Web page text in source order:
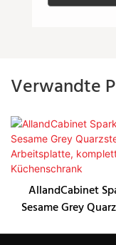
Verwandte
AllandCabinet
Sesame Grey